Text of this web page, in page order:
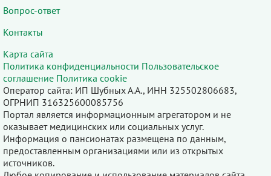
Вопрос-ответ
Контакты
Карта сайта
Политика конфиденциальности Пользовательское
соглашение Политика cookie
Оператор сайта: ИП Шубных А.А., ИНН 325502806683,
ОГРНИП 316325600085756
Портал является информационным агрегатором и не
оказывает медицинских или социальных услуг.
Информация о пансионатах размещена по данным,
предоставленным организациями или из открытых
источников.